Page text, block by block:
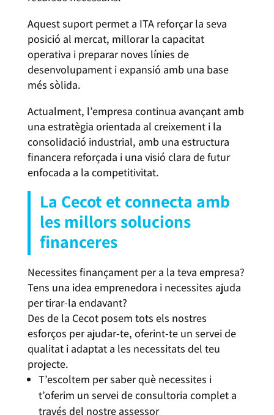
Aquest suport permet a ITA reforçar la seva
posició al mercat, millorar la capacitat
operativa i preparar noves línies de
desenvolupament i expansió amb una base
més sòlida.
Actualment, l’empresa continua avançant amb
una estratègia orientada al creixement i la
consolidació industrial, amb una estructura
financera reforçada i una visió clara de futur
enfocada a la competitivitat.
La Cecot et connecta amb
les millors solucions
financeres
Necessites finançament per a la teva empresa?
Tens una idea emprenedora i necessites ajuda
per tirar-la endavant?
Des de la Cecot posem tots els nostres
esforços per ajudar-te, oferint-te un servei de
qualitat i adaptat a les necessitats del teu
projecte.
T’escoltem per saber què necessites i
t’oferim un servei de consultoria complet a
través del nostre assessor